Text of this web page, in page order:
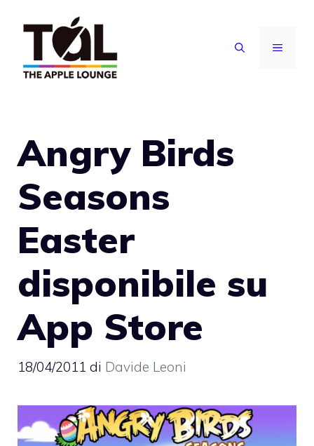
contenuto
MENU
Angry Birds
Seasons
Easter
disponibile su
App Store
18/04/2011 di Davide Leoni